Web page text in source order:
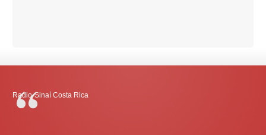
Radio-Sinaí Costa Rica